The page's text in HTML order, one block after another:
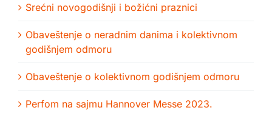
Srećni novogodišnji i božićni praznici
Obaveštenje o neradnim danima i kolektivnom
godišnjem odmoru
Obaveštenje o kolektivnom godišnjem odmoru
Perfom na sajmu Hannover Messe 2023.